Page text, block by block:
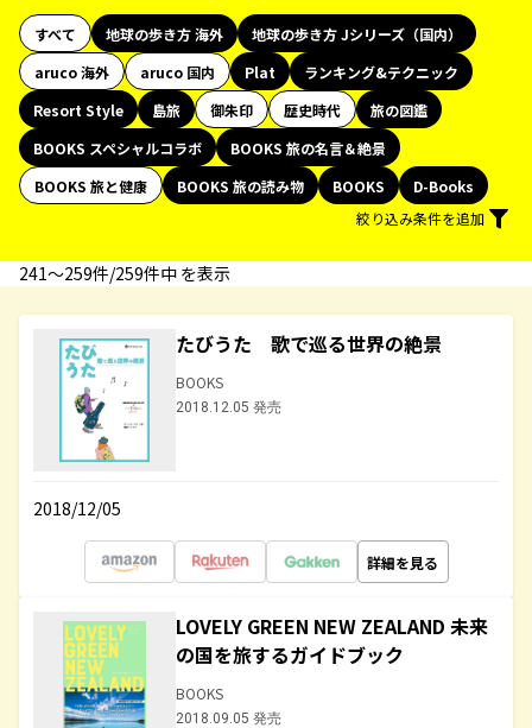
すべて 地球の歩き方 海外
地球の歩き方 Jシリーズ（国内）
aruco 海外
aruco 国内 Plat
ランキング&テクニック
Resort Style
島旅 御朱印 歴史時代
旅の図鑑
BOOKS スペシャルコラボ
BOOKS 旅の名言＆絶景
BOOKS 旅と健康
BOOKS 旅の読み物 BOOKS
D-Books
絞り込み条件を追加
241〜259件/259件中 を表示
たびうた 歌で巡る世界の絶景
BOOKS
2018.12.05 発売
2018/12/05
詳細を見る
LOVELY GREEN NEW ZEALAND 未来
の国を旅するガイドブック
BOOKS
2018.09.05 発売